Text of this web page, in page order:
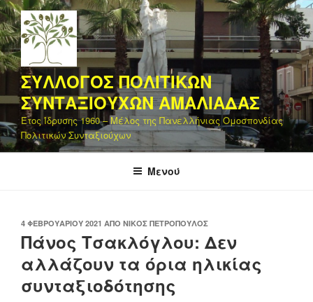
Μετάβαση
στο
περιεχόμενο
ΣΥΛΛΟΓΟΣ ΠΟΛΙΤΙΚΩΝ
ΣΥΝΤΑΞΙΟΥΧΩΝ ΑΜΑΛΙΑΔΑΣ
Έτος Ίδρυσης 1960 – Μέλος της Πανελλήνιας Ομοσπονδίας
Πολιτικών Συνταξιούχων
Μενού
ΔΗΜΟΣΙΕΎΤΗΚΕ
ΣΤΙΣ
4 ΦΕΒΡΟΥΑΡΊΟΥ 2021 ΑΠΌ ΝΊΚΟΣ ΠΕΤΡΌΠΟΥΛΟΣ
Πάνος Τσακλόγλου: Δεν
αλλάζουν τα όρια ηλικίας
συνταξιοδότησης